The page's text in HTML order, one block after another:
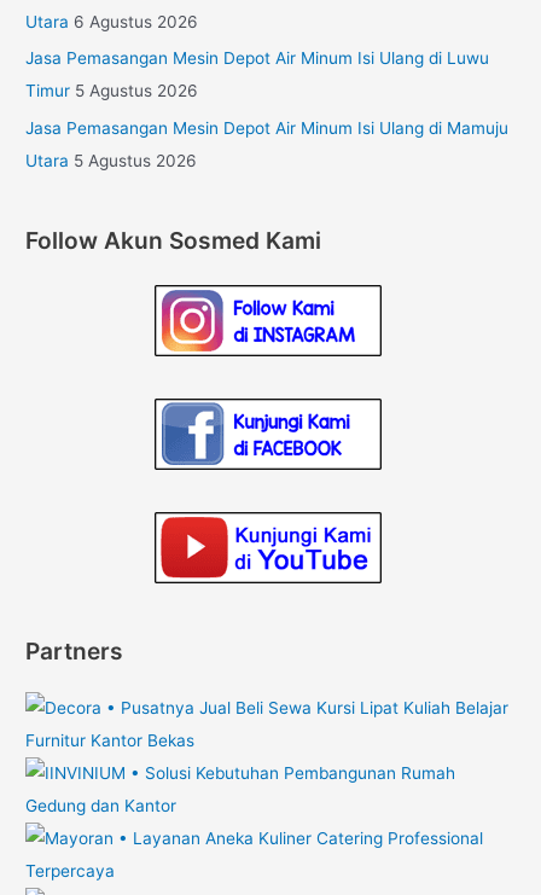
Utara 6 Agustus 2026
Jasa Pemasangan Mesin Depot Air Minum Isi Ulang di Luwu
Timur 5 Agustus 2026
Jasa Pemasangan Mesin Depot Air Minum Isi Ulang di Mamuju
Utara 5 Agustus 2026
Follow Akun Sosmed Kami
Partners